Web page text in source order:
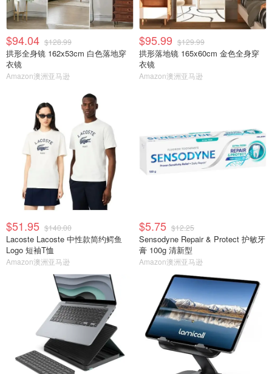
$94.04 $128.99
拱形全身镜 162x53cm 白色落地穿
衣镜
Amazon澳洲亚马逊
$95.99 $129.99
拱形落地镜 165x60cm 金色全身穿
衣镜
Amazon澳洲亚马逊
$51.95 $140.00
Lacoste Lacoste 中性款简约鳄鱼
Logo 短袖T恤
Amazon澳洲亚马逊
$5.75 $12.25
Sensodyne Repair & Protect 护敏牙
膏 100g 清新型
Amazon澳洲亚马逊